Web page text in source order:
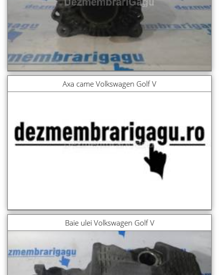
Axa came Volkswagen Golf V
Baie ulei Volkswagen Golf V